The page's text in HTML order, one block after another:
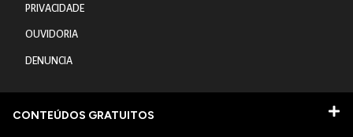
PRIVACIDADE
OUVIDORIA
DENUNCIA
CONTEÚDOS GRATUITOS